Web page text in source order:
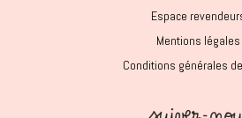
Espace
Mentions légales
Conditions générales